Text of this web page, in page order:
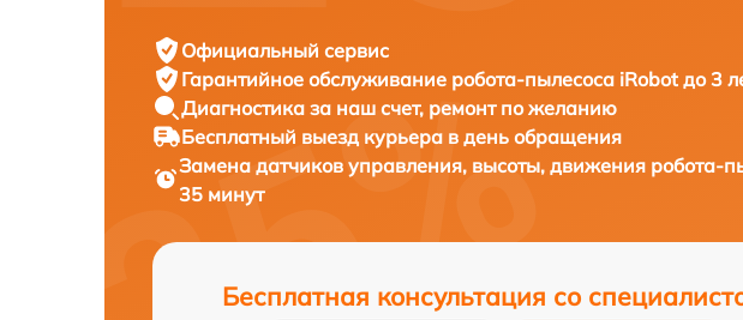
Официальный сервис
Гарантийное обслуживание робота-пылесоса iRobot до 3
Диагностика за наш счет, ремонт по желанию
Бесплатный выезд курьера в день обращения
Замена датчиков управления, высоты, движения робота-
35 минут
Бесплатная консультация со